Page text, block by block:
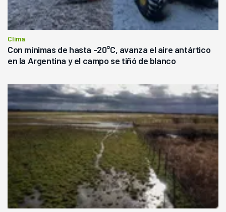
Clima
Con mínimas de hasta -20°C, avanza el aire antártico
en la Argentina y el campo se tiñó de blanco